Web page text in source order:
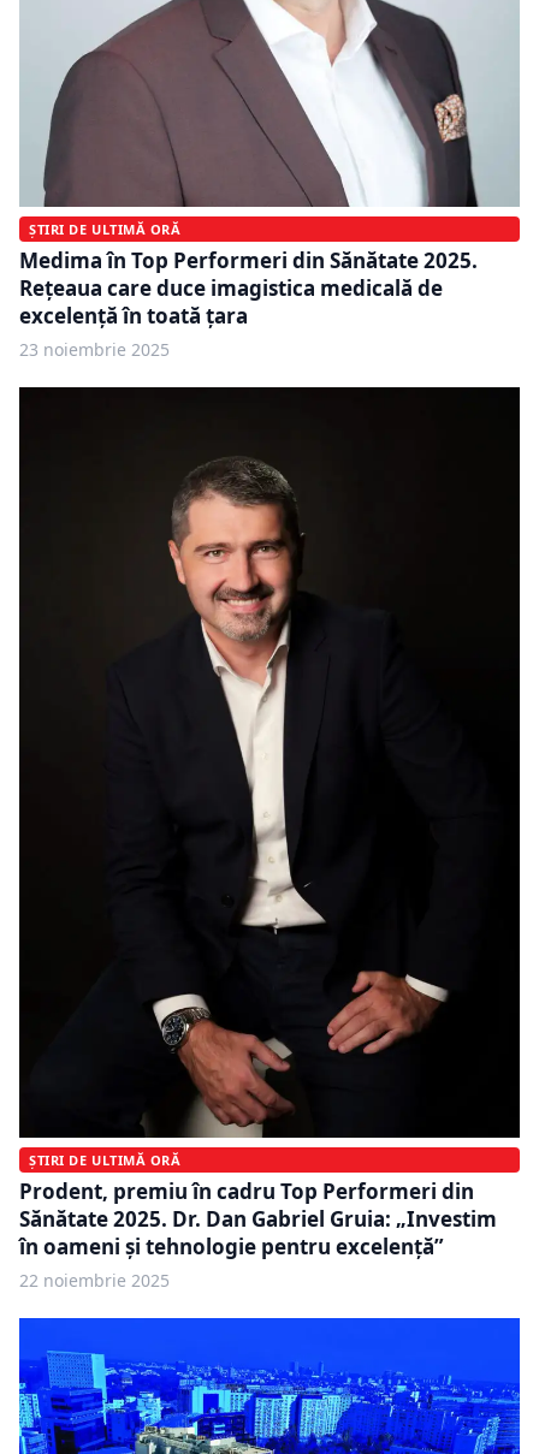
ȘTIRI DE ULTIMĂ ORĂ
Medima în Top Performeri din Sănătate 2025.
Rețeaua care duce imagistica medicală de
excelență în toată țara
23 noiembrie 2025
ȘTIRI DE ULTIMĂ ORĂ
Prodent, premiu în cadru Top Performeri din
Sănătate 2025. Dr. Dan Gabriel Gruia: „Investim
în oameni și tehnologie pentru excelență”
22 noiembrie 2025